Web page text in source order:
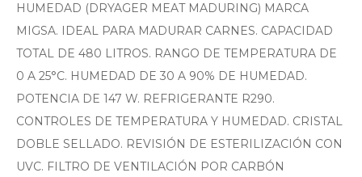
HUMEDAD (DRYAGER MEAT MADURING) MARCA
MIGSA. IDEAL PARA MADURAR CARNES. CAPACIDAD
TOTAL DE 480 LITROS. RANGO DE TEMPERATURA DE
0 A 25°C. HUMEDAD DE 30 A 90% DE HUMEDAD.
POTENCIA DE 147 W. REFRIGERANTE R290.
CONTROLES DE TEMPERATURA Y HUMEDAD. CRISTAL
DOBLE SELLADO. REVISIÓN DE ESTERILIZACIÓN CON
UVC. FILTRO DE VENTILACIÓN POR CARBÓN